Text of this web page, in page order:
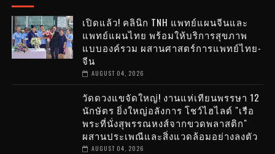
เปิดแล้ว! คลินิก TNH แพทย์แผนจีนและ
แพทย์แผนไทย พร้อมให้บริการสุขภาพ
แบบองค์รวม ผสานศาสตร์การแพทย์ไทย-
จีน
AUGUST 04, 2026
วัดดวงแขจัดใหญ่! งานแห่เทียนพรรษา 12
นักษัตร ยิ่งใหญ่อลังการ โชว์ไฮไลต์ "เรือ
พระที่นั่งสุพรรณหงส์จากขวดพลาสติก"
ผสานประเพณีและสิ่งแวดล้อมอย่างลงตัว
AUGUST 04, 2026